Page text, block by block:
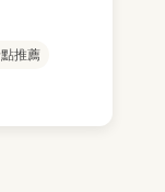
推薦